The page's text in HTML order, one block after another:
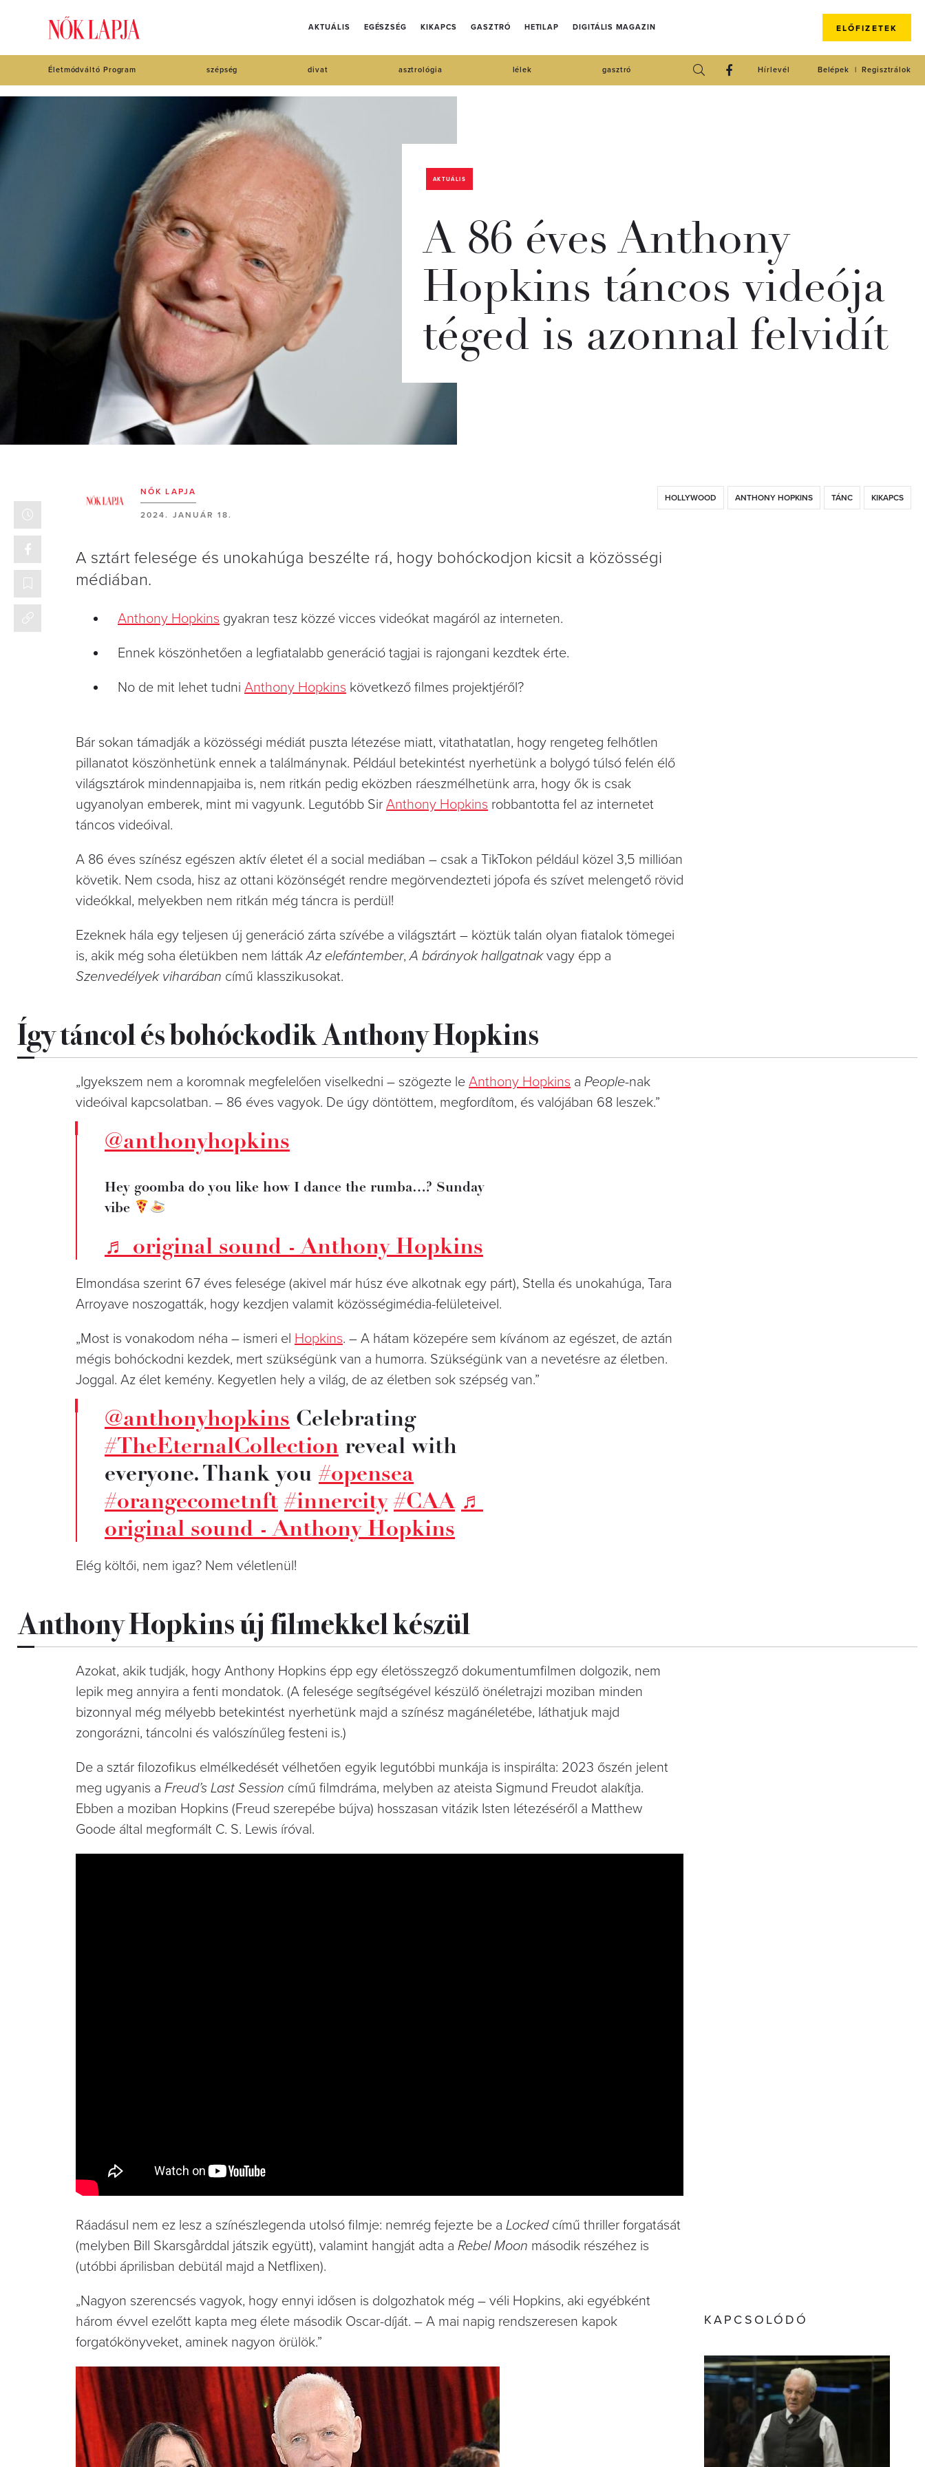
AKTUÁLIS EGÉSZSÉG KIKAPCS GASZTRÓ HETILAP DIGITÁLIS MAGAZIN ELŐFIZETEK
Életmódváltó Program szépség divat asztrológia lélek gasztró Regisztrálok
Belépek
Hírlevél
AKTUÁLIS
A 86 éves Anthony
Hopkins táncos videója
téged is azonnal felvidít
NŐK LAPJA
2024. JANUÁR 18.
HOLLYWOOD ANTHONY HOPKINS TÁNC KIKAPCS
A sztárt felesége és unokahúga beszélte rá, hogy bohóckodjon kicsit a közösségi
médiában.
Anthony Hopkins gyakran tesz közzé vicces videókat magáról az interneten.
Ennek köszönhetően a legfiatalabb generáció tagjai is rajongani kezdtek érte.
No de mit lehet tudni Anthony Hopkins következő filmes projektjéről?
Bár sokan támadják a közösségi médiát puszta létezése miatt, vitathatatlan, hogy rengeteg felhőtlen
pillanatot köszönhetünk ennek a találmánynak. Például betekintést nyerhetünk a bolygó túlsó felén élő
világsztárok mindennapjaiba is, nem ritkán pedig eközben ráeszmélhetünk arra, hogy ők is csak
ugyanolyan emberek, mint mi vagyunk. Legutóbb Sir Anthony Hopkins robbantotta fel az internetet
táncos videóival.
A 86 éves színész egészen aktív életet él a social mediában – csak a TikTokon például közel 3,5 millióan
követik. Nem csoda, hisz az ottani közönségét rendre megörvendezteti jópofa és szívet melengető rövid
videókkal, melyekben nem ritkán még táncra is perdül!
Ezeknek hála egy teljesen új generáció zárta szívébe a világsztárt – köztük talán olyan fiatalok tömegei
is, akik még soha életükben nem láttákAz elefántember,A bárányok hallgatnakvagy épp a
Szenvedélyek viharában című klasszikusokat.
Így táncol és bohóckodik Anthony Hopkins
„Igyekszem nem a koromnak megfelelően viselkedni – szögezte le Anthony Hopkins a People-nak
videóival kapcsolatban. – 86 éves vagyok. De úgy döntöttem, megfordítom, és valójában 68 leszek.”
@anthonyhopkins
Hey goomba do you like how I dance the rumba…? Sunday
vibe
♬ original sound - Anthony Hopkins
Elmondása szerint 67 éves felesége (akivel már húsz éve alkotnak egy párt), Stella és unokahúga, Tara
Arroyave noszogatták, hogy kezdjen valamit közösségimédia-felületeivel.
„Most is vonakodom néha – ismeri el Hopkins. – A hátam közepére sem kívánom az egészet, de aztán
mégis bohóckodni kezdek, mert szükségünk van a humorra. Szükségünk van a nevetésre az életben.
Joggal. Az élet kemény. Kegyetlen hely a világ, de az életben sok szépség van.”
@anthonyhopkins Celebrating
#TheEternalCollection reveal with
everyone. Thank you #opensea
#orangecometnft #innercity #CAA ♬
original sound - Anthony Hopkins
Elég költői, nem igaz? Nem véletlenül!
Anthony Hopkins új filmekkel készül
Azokat, akik tudják, hogy Anthony Hopkins épp egy életösszegző dokumentumfilmen dolgozik, nem
lepik meg annyira a fenti mondatok. (A felesége segítségével készülő önéletrajzi moziban minden
bizonnyal még mélyebb betekintést nyerhetünk majd a színész magánéletébe, láthatjuk majd
zongorázni, táncolni és valószínűleg festeni is.)
De a sztár filozofikus elmélkedését vélhetően egyik legutóbbi munkája is inspirálta: 2023 őszén jelent
meg ugyanis a Freud’s Last Session című filmdráma, melyben az ateista Sigmund Freudot alakítja.
Ebben a moziban Hopkins (Freud szerepébe bújva) hosszasan vitázik Isten létezéséről a Matthew
Goode által megformált C. S. Lewis íróval.
Ráadásul nem ez lesz a színészlegenda utolsó filmje: nemrég fejezte be a Lockedcímű thriller forgatását
(melyben Bill Skarsgårddal játszik együtt), valamint hangját adta a Rebel Moon második részéhez is
(utóbbi áprilisban debütál majd a Netflixen).
KAPCSOLÓDÓ
„Nagyon szerencsés vagyok, hogy ennyi idősen is dolgozhatok még – véli Hopkins, aki egyébként
három évvel ezelőtt kapta meg élete második Oscar-díját. – A mai napig rendszeresen kapok
forgatókönyveket, aminek nagyon örülök.”